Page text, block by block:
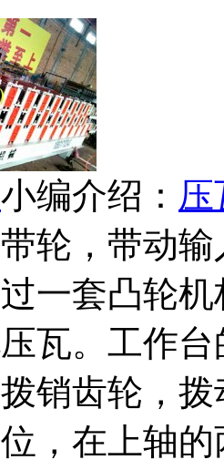
小编介绍： 压
轮，带动
一套凸轮
瓦。工作
销齿轮，
，在上轴